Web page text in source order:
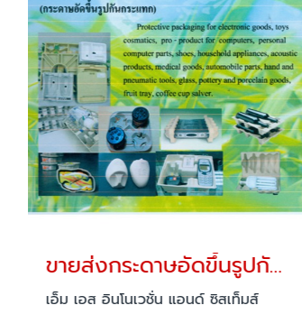
ขายส่งกระดาษอัดขึ้นรูปกันกระแทก
เอ็ม เอส อินโนเวชั่น แอนด์ ซิสเท็มส์